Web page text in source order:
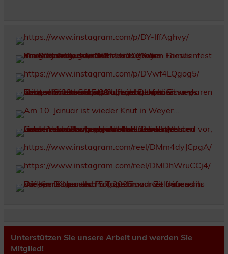
Unterstützen Sie unsere Arbeit und werden Sie
Mitglied!